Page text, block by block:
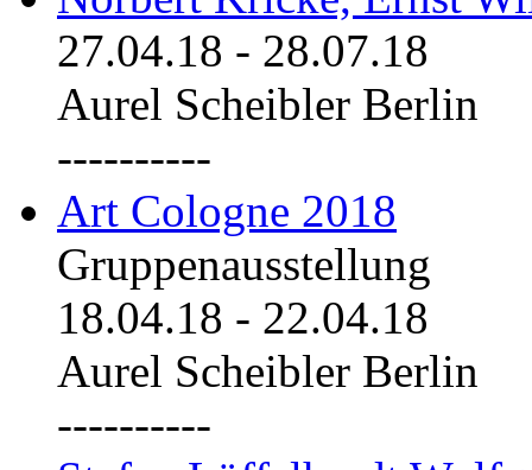
27.04.18 - 28.07.18
Aurel Scheibler Berlin
----------
Art Cologne 2018
Gruppenausstellung
18.04.18 - 22.04.18
Aurel Scheibler Berlin
----------